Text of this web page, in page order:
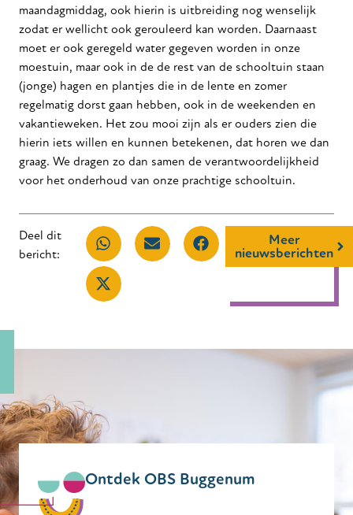
maandagmiddag, ook hierin is uitbreiding nog wenselijk
zodat er wellicht ook gerouleerd kan worden. Daarnaast
moet er ook geregeld water gegeven worden in onze
moestuin, maar ook in de de rest van de schooltuin staan
(jonge) hagen en plantjes die in de lente en zomer
regelmatig dorst gaan hebben, ook in de weekenden en
vakantieweken. Het zou mooi zijn als er ouders zien die
hierin iets willen en kunnen betekenen, dat horen we dan
graag. We dragen zo dan samen de verantwoordelijkheid
voor het onderhoud van onze prachtige schooltuin.
Deel dit
bericht:
Meer
nieuwsberichten
Ontdek OBS Buggenum